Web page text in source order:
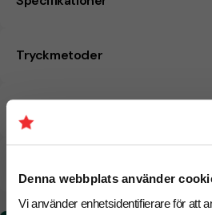
Denna webbplats använder
Vi använder enhetsidentifierare för att
Tryckmetoder